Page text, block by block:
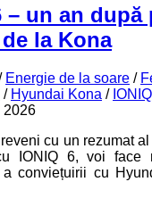
– un an după
la Kona
Energie de la soare /
/ Hyundai Kona /
2026
reveni cu un rezumat
IONIQ 6, voi face
a conviețuirii cu